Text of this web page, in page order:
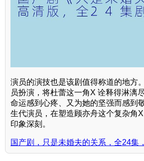
演员的演技也是该剧值得称道的地方
员扮演，将杜蕾这一角X 诠释得淋漓
命运感到心疼、又为她的坚强而感到
生代演员，在塑造顾亦舟这个复杂角
印象深刻。
国产剧，只是未婚夫的关系，全24集